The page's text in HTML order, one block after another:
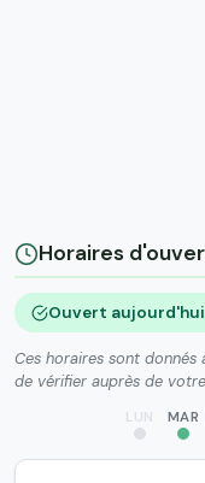
Horaires
Ouvert
Ces horaires sont
de vérifier auprès de
LUN MAR